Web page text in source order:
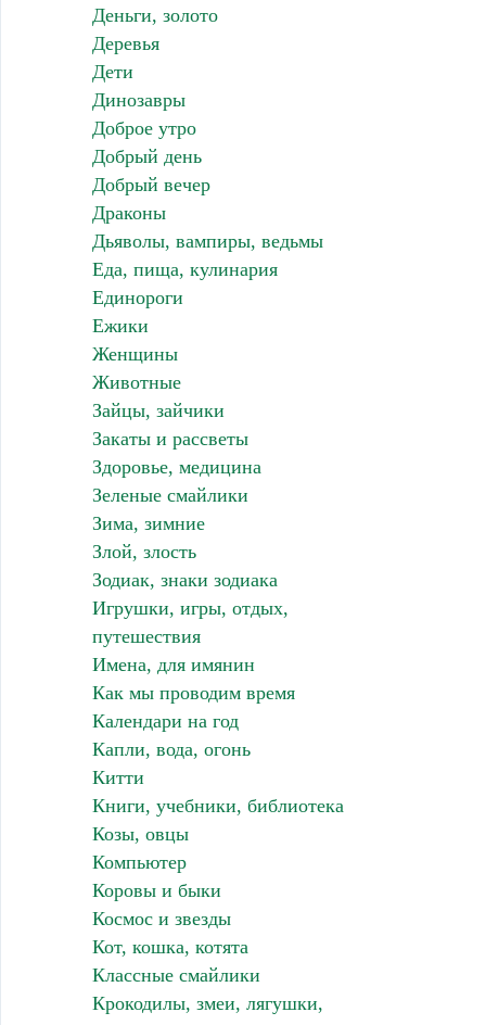
Деньги, золото
Деревья
Дети
Динозавры
Доброе утро
Добрый день
Добрый вечер
Драконы
Дьяволы, вампиры, ведьмы
Еда, пища, кулинария
Единороги
Ежики
Женщины
Животные
Зайцы, зайчики
Закаты и рассветы
Здоровье, медицина
Зеленые смайлики
Зима, зимние
Злой, злость
Зодиак, знаки зодиака
Игрушки, игры, отдых,
путешествия
Имена, для имянин
Как мы проводим время
Календари на год
Капли, вода, огонь
Китти
Книги, учебники, библиотека
Козы, овцы
Компьютер
Коровы и быки
Космос и звезды
Кот, кошка, котята
Классные смайлики
Крокодилы, змеи, лягушки,